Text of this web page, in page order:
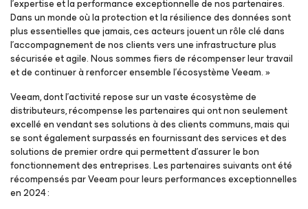
l’expertise et la performance exceptionnelle de nos partenaires.
Dans un monde où la protection et la résilience des données sont
plus essentielles que jamais, ces acteurs jouent un rôle clé dans
l’accompagnement de nos clients vers une infrastructure plus
sécurisée et agile. Nous sommes fiers de récompenser leur travail
et de continuer à renforcer ensemble l’écosystème Veeam. »
Veeam, dont l’activité repose sur un vaste écosystème de
distributeurs, récompense les partenaires qui ont non seulement
excellé en vendant ses solutions à des clients communs, mais qui
se sont également surpassés en fournissant des services et des
solutions de premier ordre qui permettent d’assurer le bon
fonctionnement des entreprises. Les partenaires suivants ont été
récompensés par Veeam pour leurs performances exceptionnelles
en 2024 :